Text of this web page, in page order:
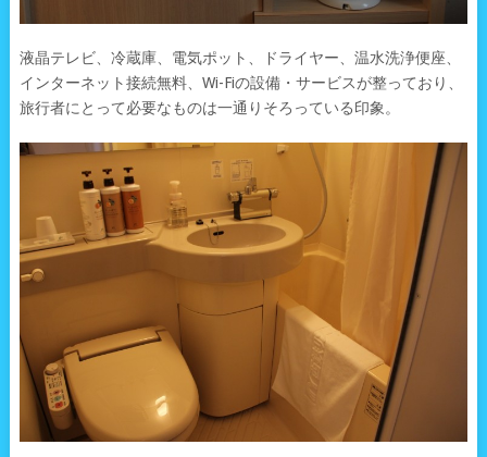
液晶テレビ、冷蔵庫、電気ポット、ドライヤー、温水洗浄便座、
インターネット接続無料、Wi-Fiの設備・サービスが整っており、
旅行者にとって必要なものは一通りそろっている印象。